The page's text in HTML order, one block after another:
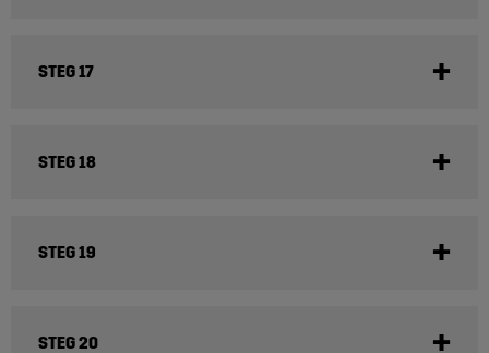
STEG 17
STEG 18
STEG 19
STEG 20